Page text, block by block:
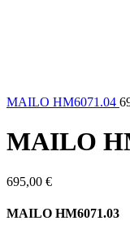
MAILO HM6071.04
MAILO
695,00 €
MAILO HM6071.03